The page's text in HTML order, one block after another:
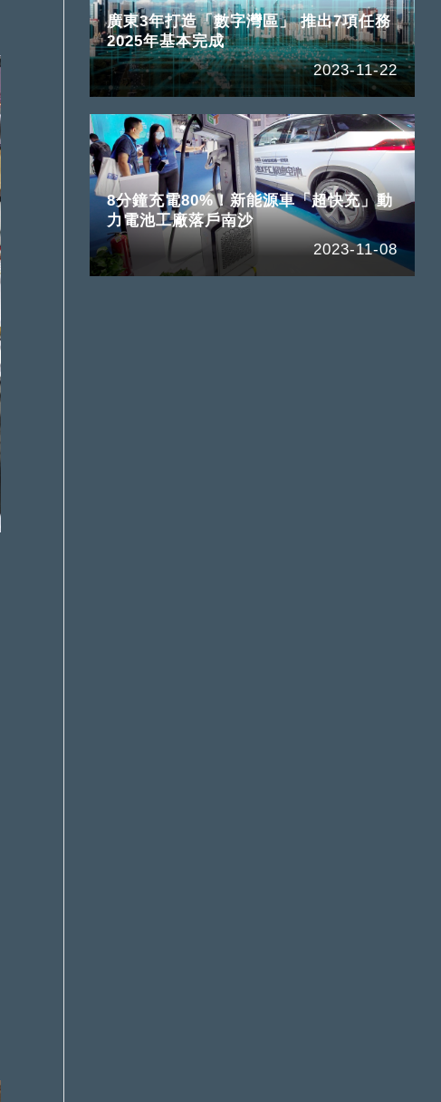
廣東3年打造「數字灣區」 推出7項任務
2025年基本完成
2023-11-22
8分鐘充電80%！新能源車「超快充」動
力電池工廠落戶南沙
2023-11-08